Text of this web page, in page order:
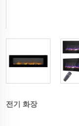
전기 화장